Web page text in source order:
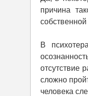
причина
В
отсутствие
сложно
человека